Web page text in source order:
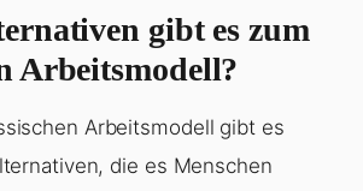
gibt es zum
Arbeitsmodell?
Arbeitsmodell gibt es
die es Menschen